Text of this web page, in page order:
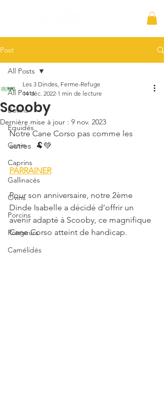
Post
All Posts
Bovins
Équidés
Canin
Caprins
Gallinacés
Ovins
Porcins
Rongeurs
Camélidés
All Posts
Scooby
Les 3 Dindes, Ferme-Refuge
14 déc. 2022 1 min de lecture
Dernière mise à jour : 9 nov. 2023
Notre Cane Corso pas comme les
autres  🐏💚
PARRAINER
Pour son anniversaire, notre 2ème
Dinde Isabelle a décidé d’offrir un
avenir adapté à Scooby, ce magnifique
Cane Corso atteint de handicap.